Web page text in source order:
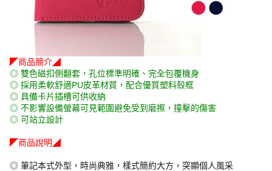
◤商品簡介◢
◎ 雙色磁扣側翻套，孔位標準明確、完全包覆機身
◎ 採用柔軟舒適PU皮革材質，配合優質塑料殼框
◎ 具備卡片插槽可供收納
◎ 不影響設備螢幕可見範圍避免受到磨擦，撞擊的傷害
◎ 可站立設計
◤商品說明◢
◎ 筆記本式外型，時尚典雅，樣式簡約大方，突顯個人風采